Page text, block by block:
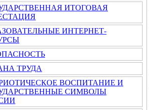
ИТОГОВАЯ
ИНТЕРНЕТ-
ТРУДА
ВОСПИТАНИЕ И
СИМВОЛЫ